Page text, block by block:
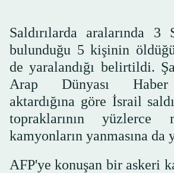
Saldırılarda aralarında
bulunduğu 5 kişinin
de yaralandığı belirtildi.
Arap Dünyası Haber
aktardığına göre İsrail
topraklarının yüzlerce
kamyonların yanmasına da
AFP'ye konuşan bir askeri